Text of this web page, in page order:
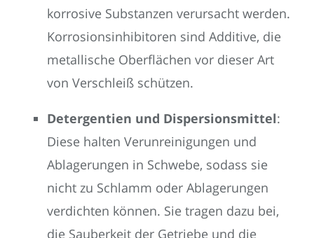
korrosive Substanzen verursacht werden.
Korrosionsinhibitoren sind Additive, die
metallische Oberflächen vor dieser Art
von Verschleiß schützen.
Detergentien und Dispersionsmittel:
Diese halten Verunreinigungen und
Ablagerungen in Schwebe, sodass sie
nicht zu Schlamm oder Ablagerungen
verdichten können. Sie tragen dazu bei,
die Sauberkeit der Getriebe und die